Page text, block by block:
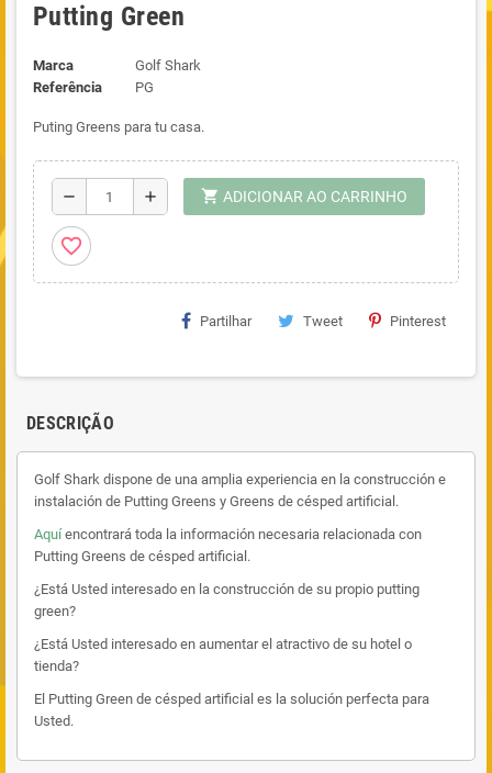
Putting Green
Marca
Golf Shark
Referência
PG
Puting Greens para tu casa.
remove add shopping_cart ADICIONAR AO CARRINHO
favorite_border
Partilhar Tweet Pinterest
DESCRIÇÃO
Golf Shark dispone de una amplia experiencia en la construcción e
instalación de Putting Greens y Greens de césped artificial.
Aquíencontrará toda la información necesaria relacionada con
Putting Greens de césped artificial.
¿Está Usted interesado en la construcción de su propio putting
green?
¿Está Usted interesado en aumentar el atractivo de su hotel o
tienda?
El Putting Green de césped artificial es la solución perfecta para
Usted.